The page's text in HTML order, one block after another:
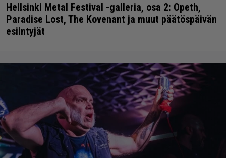
Hellsinki Metal Festival -galleria, osa 2: Opeth,
Paradise Lost, The Kovenant ja muut päätöspäivän
esiintyjät